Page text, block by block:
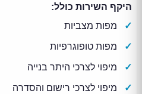
היקף השירות כולל:
מפות מצביות
מפות טופוגרפיות
מיפוי לצרכי היתר בנייה
מיפוי לצרכי רישום והסדרה